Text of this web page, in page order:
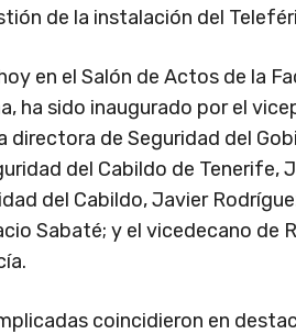
de la instalación del
en el Salón de Actos de la
ha sido inaugurado por el
directora de Seguridad del
del Cabildo de Tenerife,
del Cabildo, Javier
Sabaté; y el vicedecano de
coincidieron en